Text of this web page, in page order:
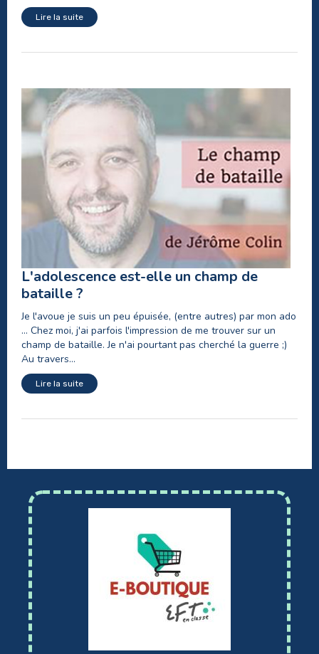
Lire la suite
L'adolescence est-elle un champ de
bataille ?
Je l'avoue je suis un peu épuisée, (entre autres) par mon ado
... Chez moi, j'ai parfois l'impression de me trouver sur un
champ de bataille. Je n'ai pourtant pas cherché la guerre ;)
Au travers...
Lire la suite